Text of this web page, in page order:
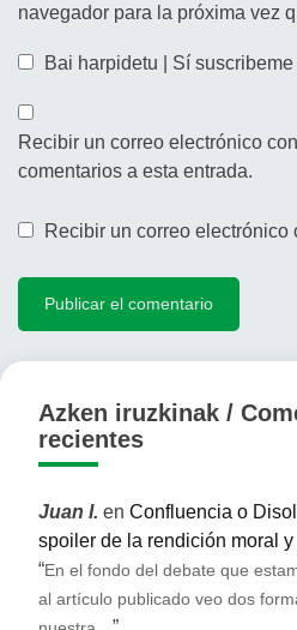
navegador para la próxima vez
Bai harpidetu | Sí suscribeme
Recibir un correo electrónico
comentarios a esta entrada.
Recibir un correo electrónico
Azken iruzkinak /
recientes
Juan I. en Confluencia o
spoiler de la rendición moral
“En el fondo del debate que
al artículo publicado veo dos